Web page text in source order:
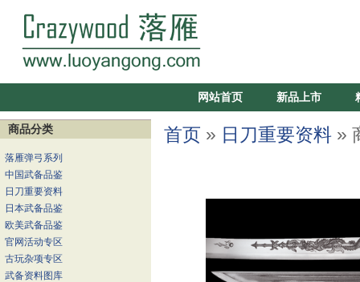
网站首页 新品上市
商品分类
落雁弹弓系列
中国武备品鉴
日刀重要资料
日本武备品鉴
欧美武备品鉴
官网活动专区
古玩杂项专区
武备资料图库
首页 » 日刀重要资料 »